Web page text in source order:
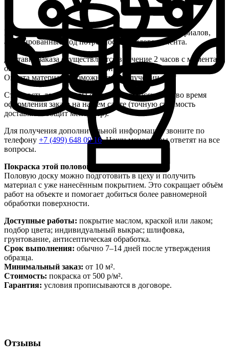
Мы предлагаем гибкие варианты оплаты пиломатериалов,
адаптированные под потребности каждого клиента.
Доставка заказа осуществляется в течение 2 часов с момента
оплаты доставки, при наличии свободного транспорта.
Оплата материала возможна при получении.
Стоимость доставки вы сами можете рассчитать во время
оформления заказа на нашем сайте (точную стоимость
доставки сообщит менеджер).
Для получения дополнительной информации звоните по
телефону +7 (499) 648 09 16. Наши менеджеры ответят на все
вопросы.
Покраска этой половой доски
Половую доску можно подготовить в цеху и получить
материал с уже нанесённым покрытием. Это сокращает объём
работ на объекте и помогает добиться более равномерной
обработки поверхности.
Доступные работы: покрытие маслом, краской или лаком;
подбор цвета; индивидуальный выкрас; шлифовка,
грунтование, антисептическая обработка.
Срок выполнения: обычно 7–14 дней после утверждения
образца.
Минимальный заказ: от 10 м².
Стоимость: покраска от 500 р/м².
Гарантия: условия прописываются в договоре.
Отзывы